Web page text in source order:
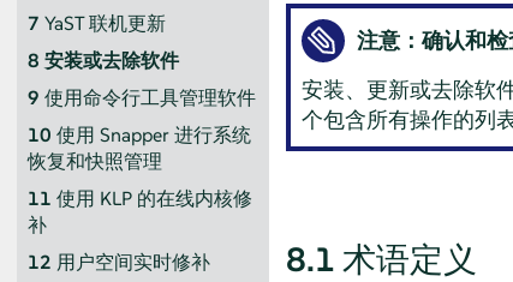
7 YaST 联机更新
8 安装或去除软件
9 使用命令行工具管理软件
10 使用 Snapper 进行系统
恢复和快照管理
11 使用 KLP 的在线内核修
补
12 用户空间实时修补
注意：确认和
安装、更新或去除软
个包含所有操作的列
8.1 术语定义